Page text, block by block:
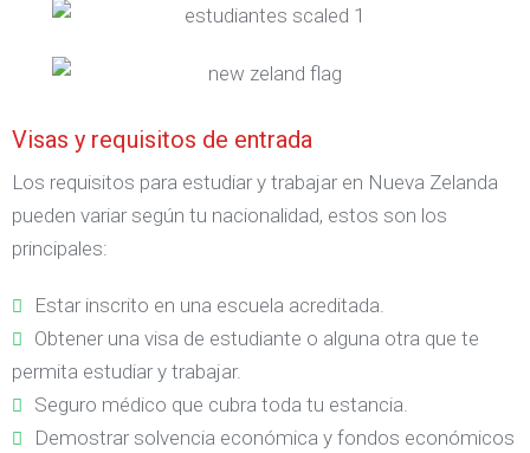
Visas y requisitos de entrada
Los requisitos para estudiar y trabajar en Nueva Zelanda
pueden variar según tu nacionalidad, estos son los
principales:
Estar inscrito en una escuela acreditada.
Obtener una visa de estudiante o alguna otra que te
permita estudiar y trabajar.
Seguro médico que cubra toda tu estancia.
Demostrar solvencia económica y fondos económicos